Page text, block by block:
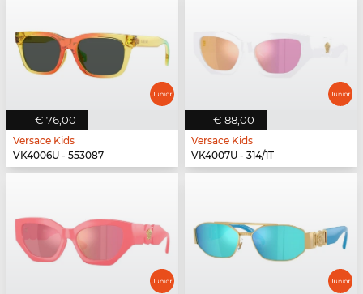
€ 76,00
Versace Kids
VK4006U - 553087
€ 88,00
Versace Kids
VK4007U - 314/1T